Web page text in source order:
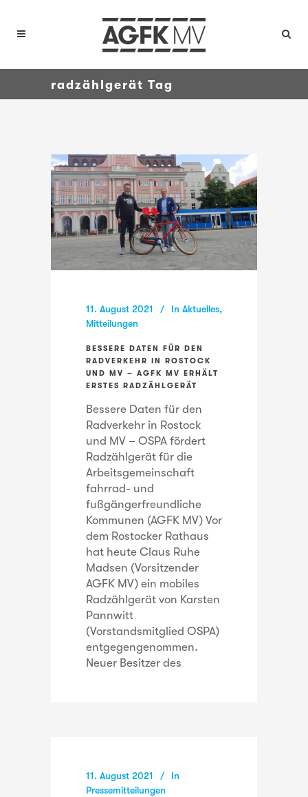
radzählgerät Tag
11. August 2021 In Aktuelles,
Mitteilungen
BESSERE DATEN FÜR DEN
RADVERKEHR IN ROSTOCK
UND MV – AGFK MV ERHÄLT
ERSTES RADZÄHLGERÄT
Bessere Daten für den
Radverkehr in Rostock
und MV – OSPA fördert
Radzählgerät für die
Arbeitsgemeinschaft
fahrrad- und
fußgängerfreundliche
Kommunen (AGFK MV) Vor
dem Rostocker Rathaus
hat heute Claus Ruhe
Madsen (Vorsitzender
AGFK MV) ein mobiles
Radzählgerät von Karsten
Pannwitt
(Vorstandsmitglied OSPA)
entgegengenommen.
Neuer Besitzer des
11. August 2021
In
Pressemitteilungen